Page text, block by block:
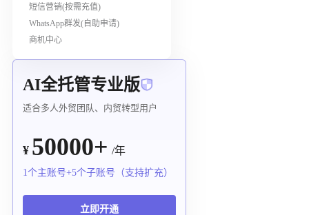
短信营销(按需充值)
WhatsApp群发(自助申请)
商机中心
AI全托管专业版
适合多人外贸团队、内贸转型用户
¥ 50000+ /年
1个主账号+5个子账号（支持扩充）
立即开通